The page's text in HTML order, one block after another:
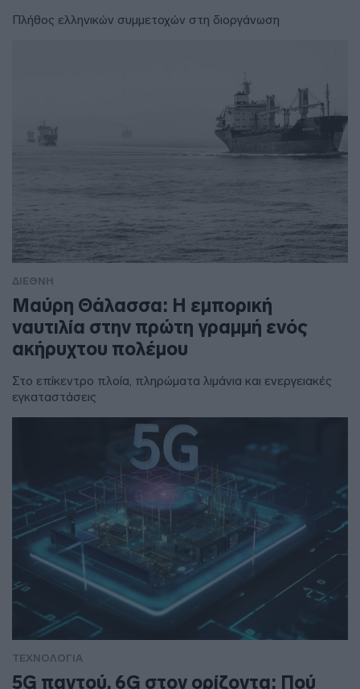
Πλήθος ελληνικών συμμετοχών στη διοργάνωση
ΔΙΕΘΝΗ
Μαύρη Θάλασσα: Η εμπορική
ναυτιλία στην πρώτη γραμμή ενός
ακήρυχτου πολέμου
Στο επίκεντρο πλοία, πληρώματα λιμάνια και ενεργειακές
εγκαταστάσεις
ΤΕΧΝΟΛΟΓΙΑ
5G παντού, 6G στον ορίζοντα: Πού